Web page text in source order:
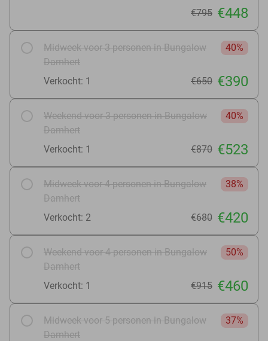
€795 €448
Midweek voor 3 personen in Bungalow
Damhert
40%
Verkocht: 1 €650 €390
Weekend voor 3 personen in Bungalow
Damhert
40%
Verkocht: 1 €870 €523
Midweek voor 4 personen in Bungalow
Damhert
38%
Verkocht: 2 €680 €420
Weekend voor 4 personen in Bungalow
Damhert
50%
Verkocht: 1 €915 €460
Midweek voor 5 personen in Bungalow
Damhert
37%